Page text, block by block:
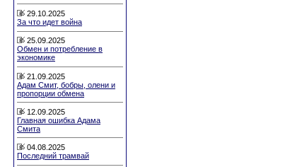
29.10.2025
За что идет война
25.09.2025
Обмен и потребление в
экономике
21.09.2025
Адам Смит, бобры, олени и
пропорции обмена
12.09.2025
Главная ошибка Адама
Смита
04.08.2025
Последний трамвай